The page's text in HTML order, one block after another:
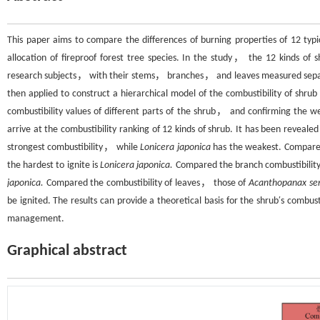
This paper aims to compare the differences of burning properties of 12
allocation of fireproof forest tree species. In the study， the 12 kinds of
research subjects， with their stems， branches， and leaves measured
then applied to construct a hierarchical model of the combustibility of
combustibility values of different parts of the shrub， and confirming the
arrive at the combustibility ranking of 12 kinds of shrub. It has been
strongest combustibility， whileLonicera japonicahas the weakest.
the hardest to ignite isLonicera japonica. Compared the branch
japonica. Compared the combustibility of leaves， those ofAcanthopanax
be ignited. The results can provide a theoretical basis for the shrub′s
management.
Graphical abstract